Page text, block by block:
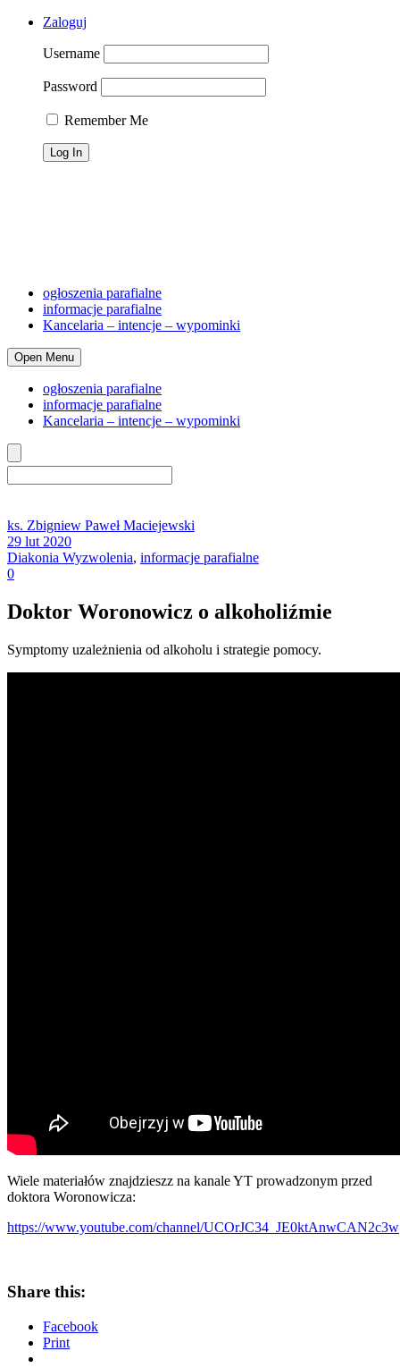
Zaloguj
Username
Password
Remember Me
ogłoszenia parafialne
informacje parafialne
Kancelaria – intencje – wypominki
Open Menu
ogłoszenia parafialne
informacje parafialne
Kancelaria – intencje – wypominki
ks. Zbigniew Paweł Maciejewski
29 lut 2020
Diakonia Wyzwolenia, informacje parafialne
0
Doktor Woronowicz o alkoholiźmie
Symptomy uzależnienia od alkoholu i strategie pomocy.
Wiele materiałów znajdzieszz na kanale YT prowadzonym przed
doktora Woronowicza:
https://www.youtube.com/channel/UCOrJC34_JE0ktAnwCAN2c3w
Share this:
Facebook
Print